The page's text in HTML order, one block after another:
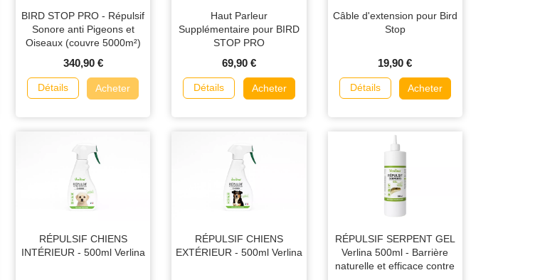
BIRD STOP PRO - Répulsif
Sonore anti Pigeons et
Oiseaux (couvre 5000m²)
340,90 €
Détails Acheter
Haut Parleur
Supplémentaire pour BIRD
STOP PRO
69,90 €
Détails Acheter
Câble d'extension pour Bird
Stop
19,90 €
Détails Acheter
RÉPULSIF CHIENS
INTÉRIEUR - 500ml Verlina
RÉPULSIF CHIENS
EXTÉRIEUR - 500ml Verlina
RÉPULSIF SERPENT GEL
Verlina 500ml - Barrière
naturelle et efficace contre